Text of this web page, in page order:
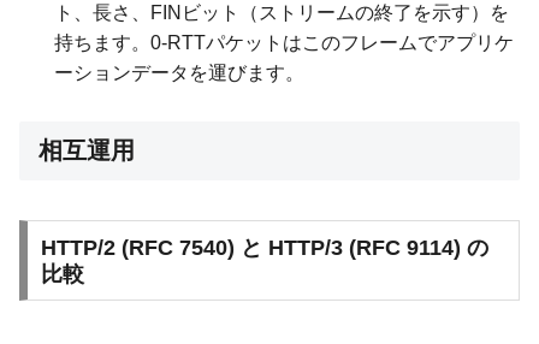
ト、長さ、FINビット（ストリームの終了を示す）を
持ちます。0-RTTパケットはこのフレームでアプリケ
ーションデータを運びます。
相互運用
HTTP/2 (RFC 7540) と HTTP/3 (RFC 9114) の
比較